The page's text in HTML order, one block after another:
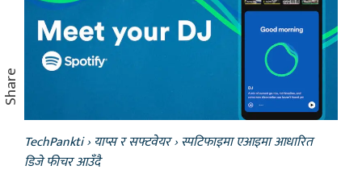
TechPankti› याप्स र सफ्टवेयर› स्पटिफाइमा एआइमा आधारित
डिजे फीचर आउँदै